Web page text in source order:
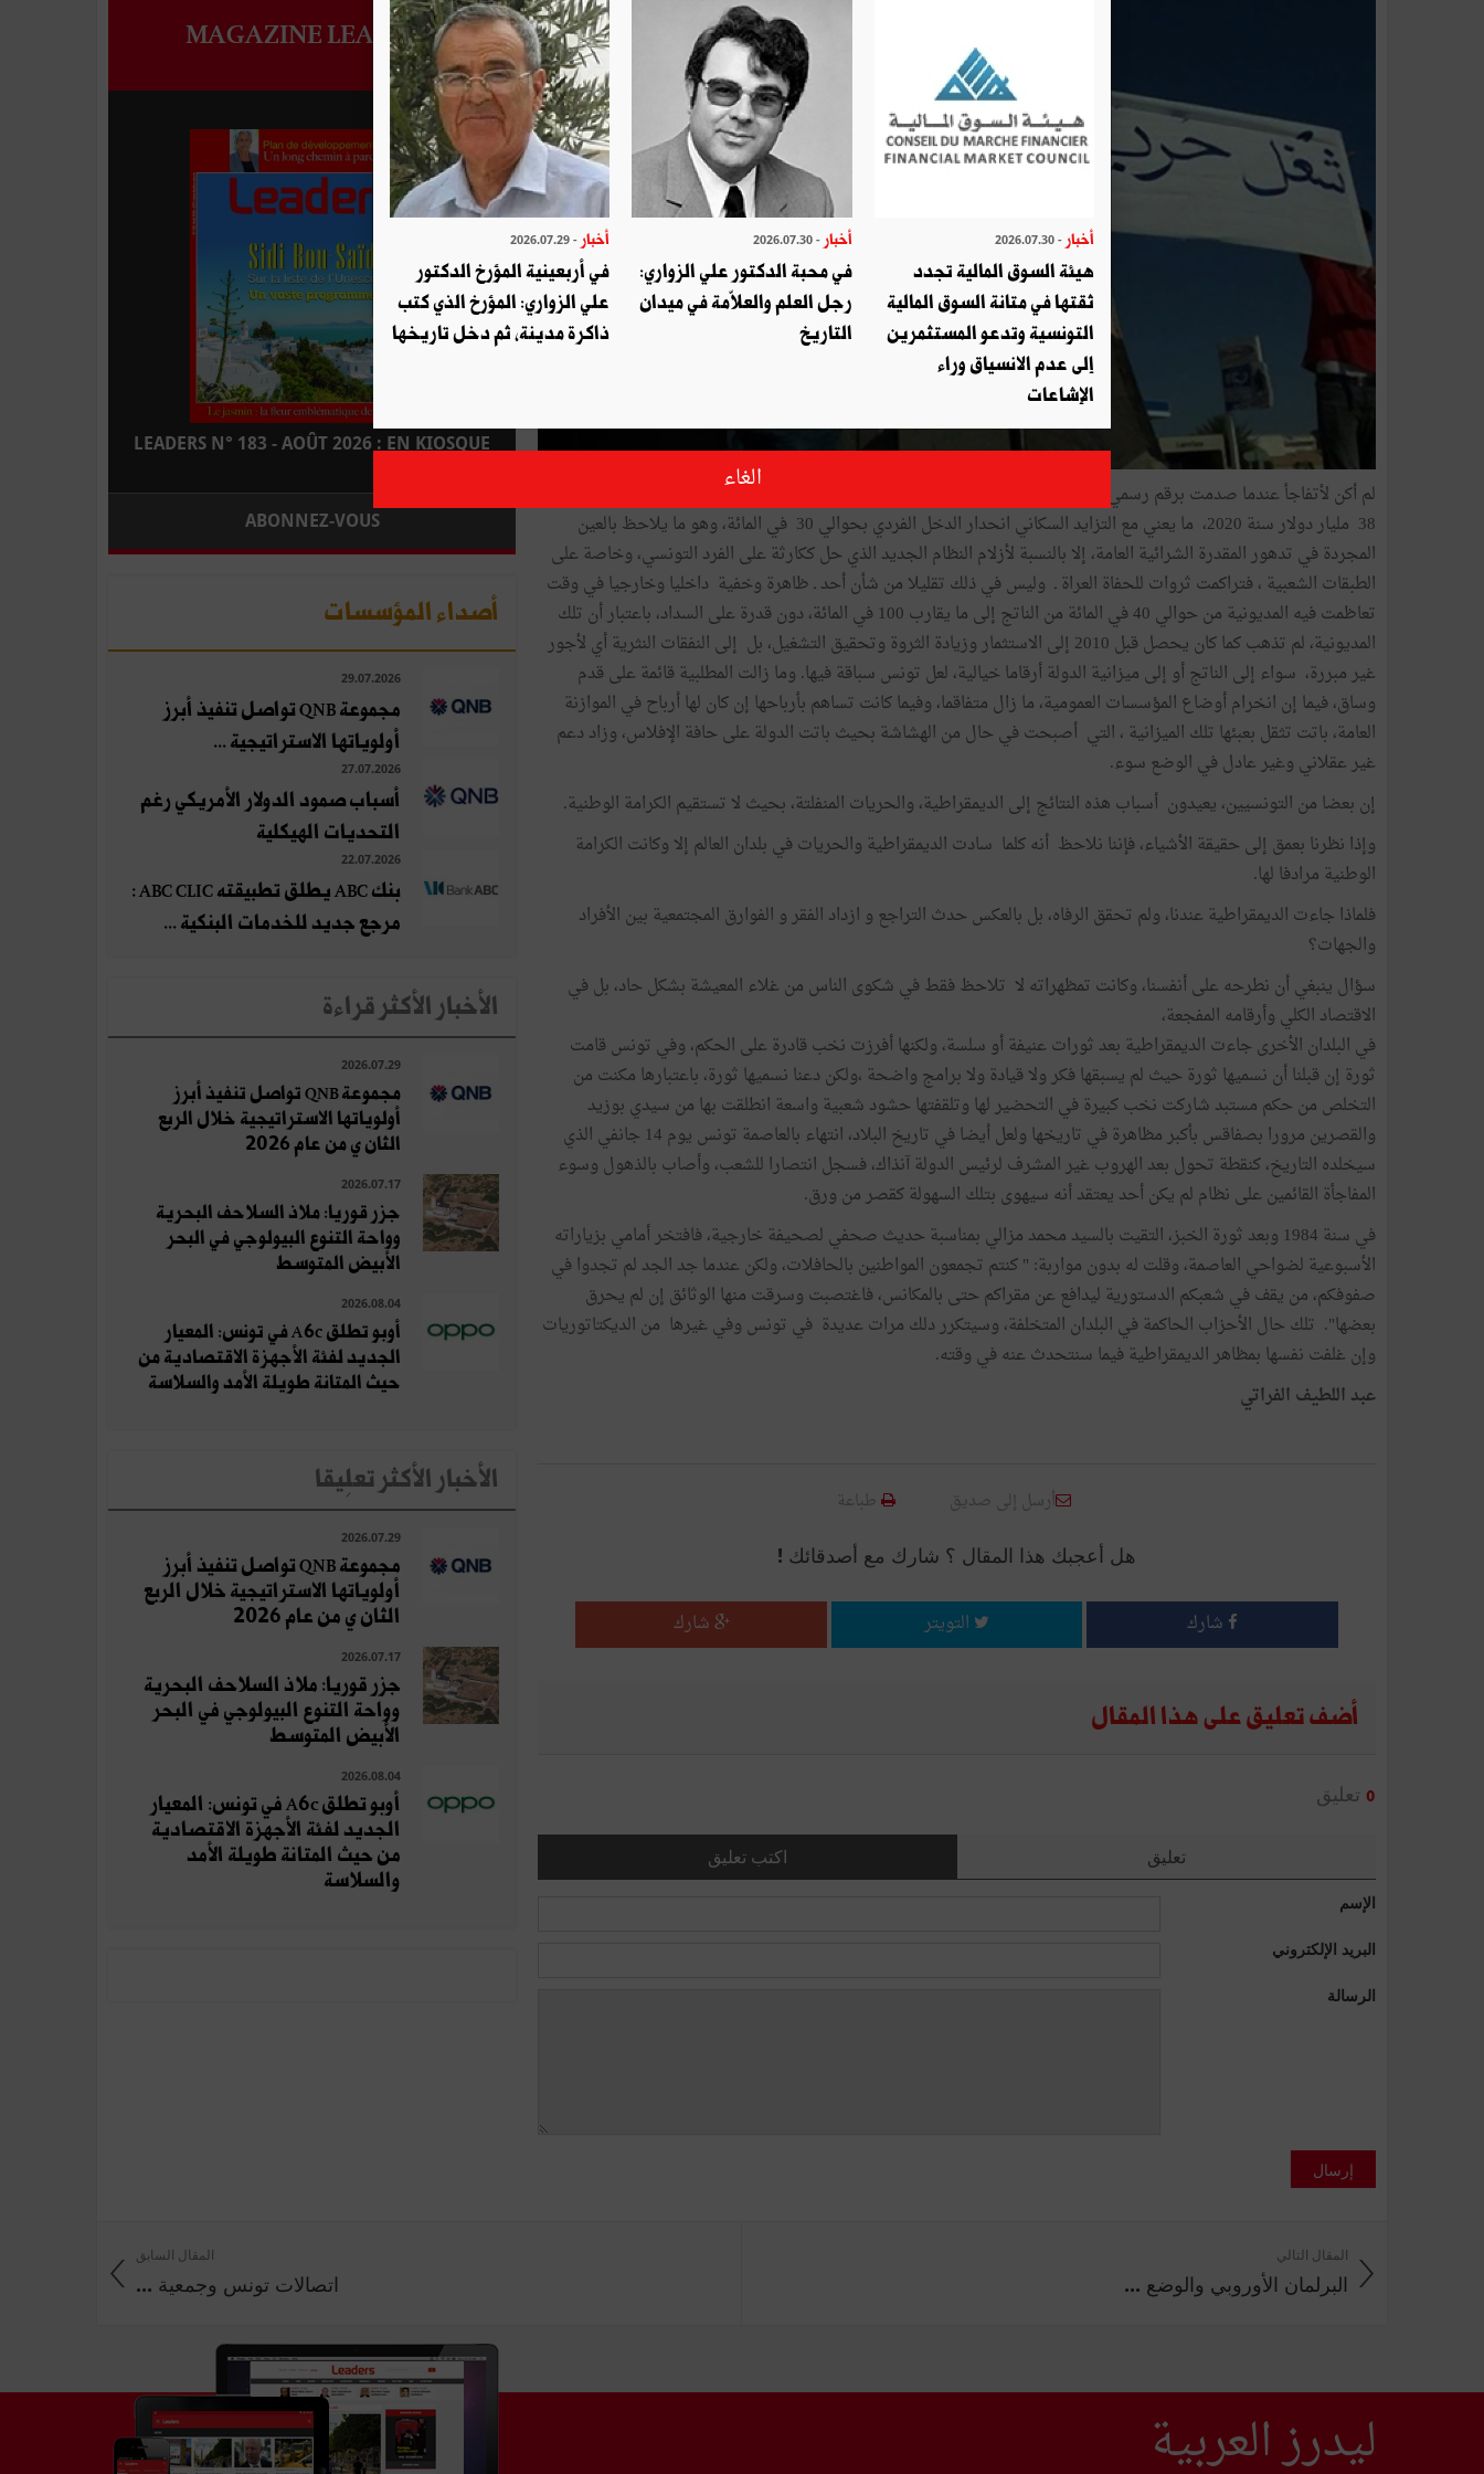
38 مليار دولار سنة 2020، ما يعني مع التزايد السكاني انحدار الدخل الفردي بحوالي 30 في المائة، وهو ما يلاحظ بالعين
المجردة في تدهور المقدرة الشرائية العامة، إلا بالنسبة لأزلام النظام الجديد الذي حل ككارثة على الفرد التونسي، وخاصة على
الطبقات الشعبية ، فتراكمت ثروات للحفاة العراة ـ وليس في ذلك تقليلا من شأن أحد ـ ظاهرة وخفية داخليا وخارجيا في وقت
تعاظمت فيه المديونية من حوالي 40 في المائة من الناتج إلى ما يقارب 100 في المائة، دون قدرة على السداد، باعتبار أن تلك
المديونية، لم تذهب كما كان يحصل قبل 2010 إلى الاستثمار وزيادة الثروة وتحقيق التشغيل، بل إلى النفقات النثرية أي لأجور
غير مبررة، سواء إلى الناتج أو إلى ميزانية الدولة أرقاما خيالية، لعل تونس سباقة فيها. وما زالت المطلبية قائمة على قدم
وساق، فيما إن انخرام أوضاع المؤسسات العمومية، ما زال متفاقما، وفيما كانت تساهم بأرباحها إن كان لها أرباح في الموازنة
العامة، باتت تثقل بعبئها تلك الميزانية ، التي أصبحت في حال من الهشاشة بحيث باتت الدولة على حافة الإفلاس، وزاد دعم
غير عقلاني وغير عادل في الوضع سوء.
إن بعضا من التونسيين، يعيدون أسباب هذه النتائج إلى الديمقراطية، والحريات المنفلتة، بحيث لا تستقيم الكرامة الوطنية.
وإذا نظرنا بعمق إلى حقيقة الأشياء، فإننا نلاحظ أنه كلما سادت الديمقراطية والحريات في بلدان العالم إلا وكانت الكرامة
الوطنية مرادفا لها.
فلماذا جاءت الديمقراطية عندنا، ولم تحقق الرفاه، بل بالعكس حدث التراجع و ازداد الفقر و الفوارق المجتمعية بين الأفراد
والجهات؟
سؤال ينبغي أن نطرحه على أنفسنا، وكانت تمظهراته لا تلاحظ فقط في شكوى الناس من غلاء المعيشة بشكل حاد، بل في
الاقتصاد الكلي وأرقامه المفجعة،
في البلدان الأخرى جاءت الديمقراطية بعد ثورات عنيفة أو سلسة، ولكنها أفرزت نخب قادرة على الحكم، وفي تونس قامت
ثورة إن قبلنا أن نسميها ثورة حيث لم يسبقها فكر ولا قيادة ولا برامج واضحة ،ولكن دعنا نسميها ثورة، باعتبارها مكنت من
التخلص من حكم مستبد شاركت نخب كبيرة في التحضير لها وتلقفتها حشود شعبية واسعة انطلقت بها من سيدي بوزيد
والقصرين مرورا بصفاقس بأكبر مظاهرة في تاريخها ولعل أيضا في تاريخ البلاد، انتهاء بالعاصمة تونس يوم 14 جانفي الذي
سيخلده التاريخ، كنقطة تحول بعد الهروب غير المشرف لرئيس الدولة آنذاك، فسجل انتصارا للشعب، وأصاب بالذهول وسوء
المفاجأة القائمين على نظام لم يكن أحد يعتقد أنه سيهوى بتلك السهولة كقصر من ورق.
في سنة 1984 وبعد ثورة الخبز، التقيت بالسيد محمد مزالي بمناسبة حديث صحفي لصحيفة خارجية، فافتخر أمامي بزياراته
الأسبوعية لضواحي العاصمة، وقلت له بدون مواربة: " كنتم تجمعون المواطنين بالحافلات، ولكن عندما جد الجد لم تجدوا في
صفوفكم، من يقف في شعبكم الدستورية ليدافع عن مقراكم حتى بالمكانس، فاغتصبت وسرقت منها الوثائق إن لم يحرق
بعضها". تلك حال الأحزاب الحاكمة في البلدان المتخلفة، وسيتكرر دلك مرات عديدة في تونس وفي غيرها من الديكتاتوريات
وإن غلفت نفسها بمظاهر الديمقراطية فيما سنتحدث عنه في وقته.
عبد اللطيف الفراتي
أرسل إلى صديق طباعة
هل أعجبك هذا المقال ؟ شارك مع أصدقائك !
شارك التويتر شارك
أضف تعليق على هذا المقال
0 تعليق
اكتب تعليق تعليق
الإسم
البريد الإلكتروني
الرسالة
إرسال
MAGAZINE LEADERS
LEADERS N° 183 - AOÛT 2026 : EN KIOSQUE
ABONNEZ-VOUS
أصداء المؤسسات
29.07.2026
مجموعة QNB تواصل تنفيذ أبرز
أولوياتها الاستراتيجية ...
27.07.2026
أسباب صمود الدولار الأمريكي رغم
التحديات الهيكلية
22.07.2026
بنك ABC يطلق تطبيقته ABC CLIC :
مرجع جديد للخدمات البنكية ...
الأخبار الأكثر قراءة
2026.07.29
مجموعة QNB تواصل تنفيذ أبرز
أولوياتها الاستراتيجية خلال الربع
الثان ي من عام 2026
2026.07.17
جزر قوريا: ملاذ السلاحف البحرية
وواحة التنوع البيولوجي في البحر
الأبيض المتوسط
2026.08.04
أوبو تطلق A6c في تونس: المعيار
الجديد لفئة الأجهزة الاقتصادية من
حيث المتانة طويلة الأمد والسلاسة
الأخبار الأكثر تعلِيقا
2026.07.29
مجموعة QNB تواصل تنفيذ أبرز
أولوياتها الاستراتيجية خلال الربع
الثان ي من عام 2026
2026.07.17
جزر قوريا: ملاذ السلاحف البحرية
وواحة التنوع البيولوجي في البحر
الأبيض المتوسط
2026.08.04
أوبو تطلق A6c في تونس: المعيار
الجديد لفئة الأجهزة الاقتصادية
من حيث المتانة طويلة الأمد
والسلاسة
المقال السابق
اتصالات تونس وجمعية ...
المقال التالي
البرلمان الأوروبي والوضع ...
ليدرز العربية
أخبار - 2026.07.30
هيئة السوق المالية تجدد
ثقتها في متانة السوق المالية
التونسية وتدعو المستثمرين
إلى عدم الانسياق وراء
الإشاعات
أخبار - 2026.07.30
في محبة الدكتور علي الزواري:
رجل العلم والعلاّمة في ميدان
التاريخ
أخبار - 2026.07.29
في أربعينية المؤرخ الدكتور
علي الزواري: المؤرخ الذي كتب
ذاكرة مدينة، ثم دخل تاريخها
الغاء